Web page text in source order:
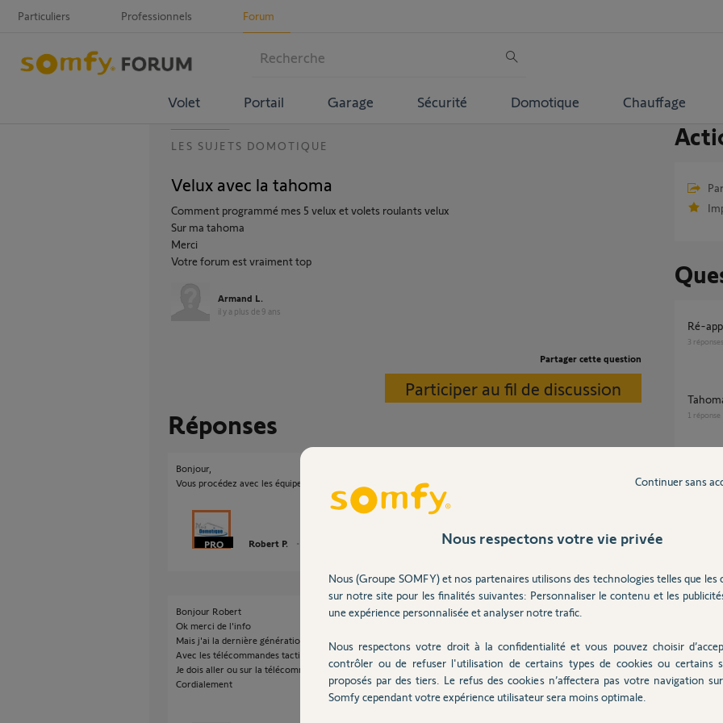
Particuliers Professionnels Forum
Volet Portail Garage Sécurité Domotique Chauffage
LES SUJETS DOMOTIQUE
Velux avec la tahoma
Comment programmé mes 5 velux et volets roulants velux
Sur ma tahoma
Merci
Votre forum est vraiment top
Armand L.
il y a plus de 9 ans
Partager cette question
Participer au fil de discussion
Réponses
Bonjour,
Vous procédez avec les équipements Velux comme avec n'importe quel équipement io.
Robert P.
Bonjour Robert
Ok merci de l'info
Mais j'ai la dernière génération de velux
Avec les télécommandes tactile
Je dois aller ou sur la télécommande pour paramètres
Cordialement
ré-
3 réponses
1 réponse
dirigés
réponses
1réponse
Nous respectons votre vie privée
Nous (Groupe SOMFY) et nos partenaires utilisons des technologies telles que les
sur notre site pour les finalités suivantes: Personnaliser le contenu et les
une expérience personnalisée et analyser notre trafic.
Nous respectons votre droit à la confidentialité et vous pouvez choisir
contrôler ou de refuser l'utilisation de certains types de cookies ou certains
proposés par des tiers. Le refus des cookies n’affectera pas votre navigation
Somfy cependant votre expérience utilisateur sera moins optimale.
Continuer sans